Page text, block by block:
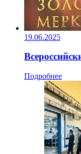
19.06.2025
Подробнее